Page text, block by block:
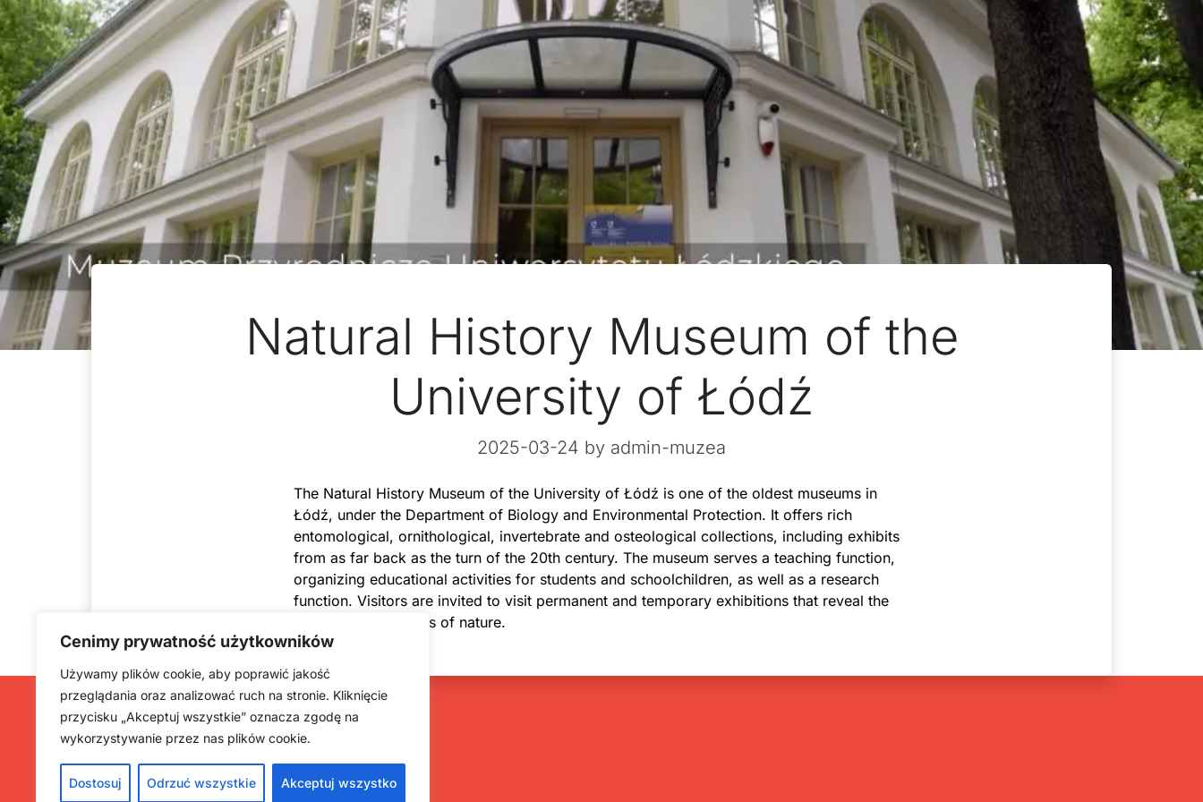
Cenimy prywatność użytkowników
Używamy plików cookie, aby poprawić jakość
przeglądania oraz analizować ruch na stronie. Kliknięcie
przycisku „Akceptuj wszystkie” oznacza zgodę na
wykorzystywanie przez nas plików cookie.
Dostosuj Odrzuć wszystkie Akceptuj wszystko
Natural History Museum of the
University of Łódź
2025-03-24 by admin-muzea
The Natural History Museum of the University of Łódź is one of the oldest museums in
Łódź, under the Department of Biology and Environmental Protection. It offers rich
entomological, ornithological, invertebrate and osteological collections, including exhibits
from as far back as the turn of the 20th century. The museum serves a teaching function,
organizing educational activities for students and schoolchildren, as well as a research
function. Visitors are invited to visit permanent and temporary exhibitions that reveal the
fascinating mysteries of nature.